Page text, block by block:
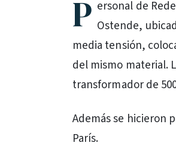
P ersonal de
Ostende,
media tensión,
del mismo material.
transformador de
Además se hicieron
París.